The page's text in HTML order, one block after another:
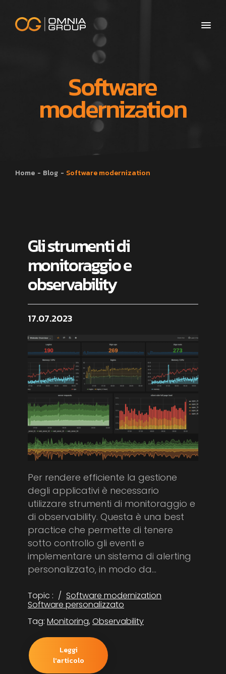
Software
modernization
Home Blog Software modernization
Gli strumenti di
monitoraggio e
observability
17.07.2023
Per rendere efficiente la gestione
degli applicativi è necessario
utilizzare strumenti di monitoraggio e
di observability. Questa è una best
practice che permette di tenere
sotto controllo gli eventi e
implementare un sistema di alerting
personalizzato, in modo da...
Topic : Software modernization
Software personalizzato
Tag: Monitoring, Observability
Leggi
l'articolo